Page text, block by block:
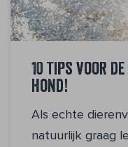
10 tips voor
hond!
Als echte
natuurlijk graag